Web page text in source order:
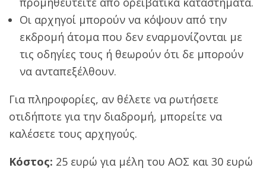
Οι αρχηγοί μπορούν να κόψουν από την
εκδρομή άτομα που δεν εναρμονίζονται με
τις οδηγίες τους ή θεωρούν ότι δε μπορούν
να ανταπεξέλθουν.
Για πληροφορίες, αν θέλετε να ρωτήσετε
οτιδήποτε για την διαδρομή, μπορείτε να
καλέσετε τους αρχηγούς.
Κόστος: 25 ευρώ για μέλη του ΑΟΣ και 30 ευρώ